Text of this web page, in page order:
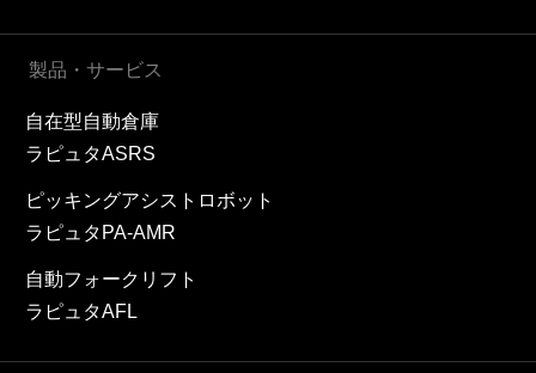
製品・サービス
自在型自動倉庫
ラピュタASRS
ピッキングアシストロボット
ラピュタPA-AMR
自動フォークリフト
ラピュタAFL